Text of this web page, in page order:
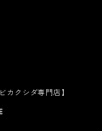
クシダ専門店】